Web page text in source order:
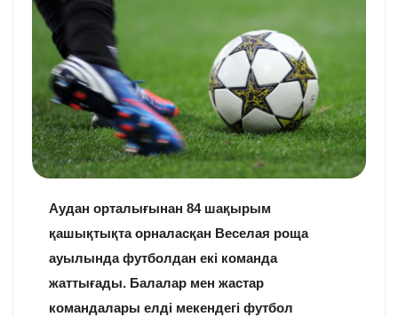
Аудан орталығынан 84 шақырым
қашықтықта орналасқан Веселая роща
ауылында футболдан екі команда
жаттығады. Балалар мен жастар
командалары елді мекендегі футбол